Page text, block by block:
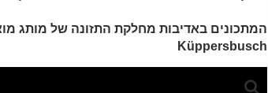
המתכונים באדיבות מחלקת התזונה של מותג
Küppersbusch